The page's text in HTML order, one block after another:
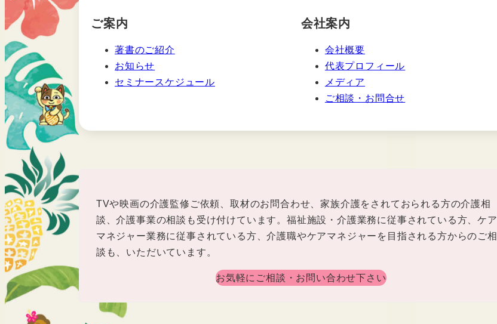
ご案内
著書のご紹介
お知らせ
セミナースケジュール
会社案内
会社概要
代表プロフィール
メディア
ご相談・お問合せ
TVや映画の介護監修ご依頼、取材のお問合わせ、家族介護をされておられる方の介護相
談、介護事業の相談も受け付けています。福祉施設・介護業務に従事されている方、ケア
マネジャー業務に従事されている方、介護職やケアマネジャーを目指される方からのご相
談も、いただいています。
お気軽にご相談・お問い合わせ下さい